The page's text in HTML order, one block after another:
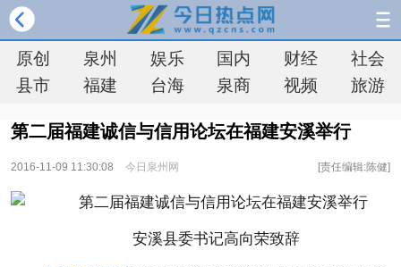
原创 泉州 娱乐 国内 财经
社会
县市
福建 台海 泉商 视频 旅游
第二届福建诚信与信用论坛在福建安溪举行
2016-11-09 11:30:08 今日泉州网 [责任编辑:陈健]
安溪县委书记高向荣致辞